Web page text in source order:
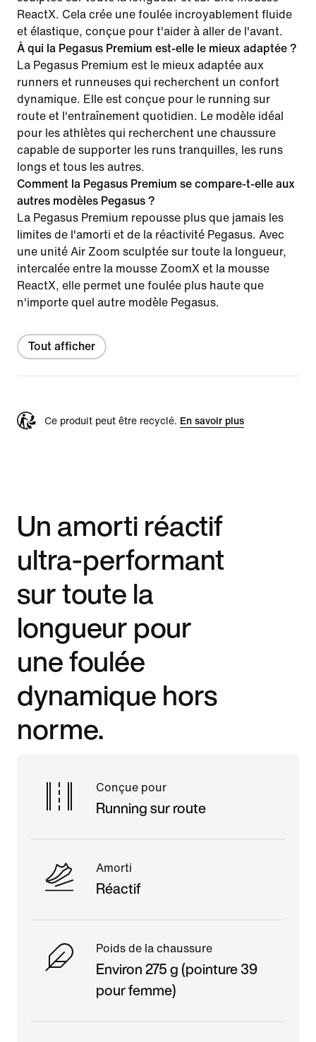
ReactX. Cela crée une foulée incroyablement fluide
et élastique, conçue pour t'aider à aller de l'avant.
À qui la Pegasus Premium est-elle le mieux adaptée ?
La Pegasus Premium est le mieux adaptée aux
runners et runneuses qui recherchent un confort
dynamique. Elle est conçue pour le running sur
route et l'entraînement quotidien. Le modèle idéal
pour les athlètes qui recherchent une chaussure
capable de supporter les runs tranquilles, les runs
longs et tous les autres.
Comment la Pegasus Premium se compare-t-elle aux
autres modèles Pegasus ?
La Pegasus Premium repousse plus que jamais les
limites de l'amorti et de la réactivité Pegasus. Avec
une unité Air Zoom sculptée sur toute la longueur,
intercalée entre la mousse ZoomX et la mousse
ReactX, elle permet une foulée plus haute que
n'importe quel autre modèle Pegasus.
Tout afficher
Ce produit peut être recyclé. En savoir plus
Un amorti réactif
ultra-performant
sur toute la
longueur pour
une foulée
dynamique hors
norme.
Conçue pour
Running sur route
Amorti
Réactif
Poids de la chaussure
Environ 275 g (pointure 39
pour femme)